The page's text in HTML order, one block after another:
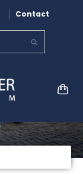
Contact